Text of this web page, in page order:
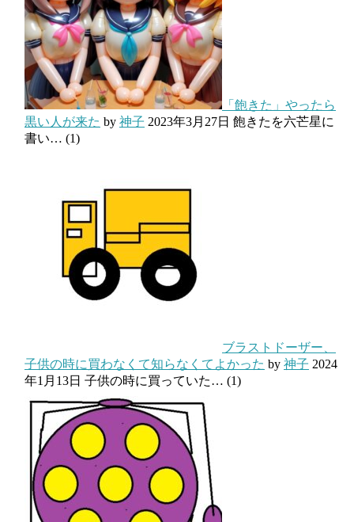
「飽きた」やったら
黒い人が来た by 神子 2023年3月27日 飽きたを六芒星に
書い… (1)
ブラストドーザー、
子供の時に買わなくて知らなくてよかった by 神子 2024
年1月13日 子供の時に買っていた… (1)